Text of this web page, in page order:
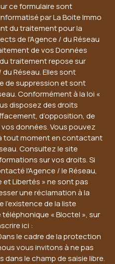
ce formulaire sont
par La Boite Immo
du traitement pour la
de l'Agence / du Réseau
de vos Données
traitement repose sur
Réseau. Elles sont
de suppression et sont
Conformément à la loi «
disposez des droits
d’opposition, de
données. Vous pouvez
tout moment en contactant
Consultez le site
sur vos droits. Si
l'Agence / le Réseau,
Libertés » ne sont pas
une réclamation à la
l’existence de la liste
« Bloctel », sur
ici :
le cadre de la protection
vous invitons à ne pas
dans le champ de saisie libre.